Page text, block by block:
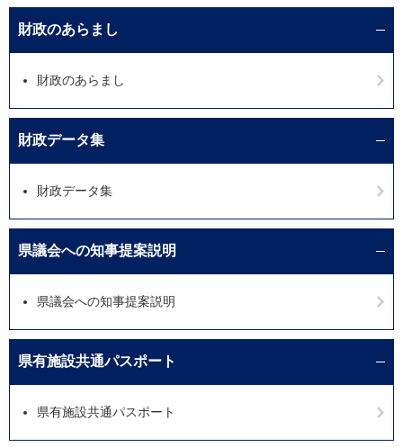
財政のあらまし
財政のあらまし
財政データ集
財政データ集
県議会への知事提案説明
県議会への知事提案説明
県有施設共通パスポート
県有施設共通パスポート